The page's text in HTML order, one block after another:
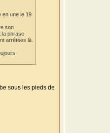
en une le 19
son
la phrase
arrêtées là.
sous les pieds de